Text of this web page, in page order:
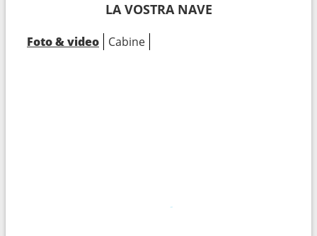
LA VOSTRA NAVE
Foto & video Cabine